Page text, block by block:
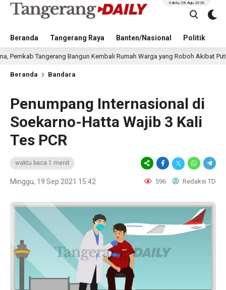
Beranda Tangerang Raya Banten/Nasional Politik
Sabtu, 08 Agu 2026
Bangun Kembali Rumah Warga yang Roboh Akibat Puting Beliung
Beranda Bandara
Penumpang Internasional di
Soekarno-Hatta Wajib 3 Kali
Tes PCR
waktu baca 1 menit
Minggu, 19 Sep 2021 15:42 596 Redaksi TD